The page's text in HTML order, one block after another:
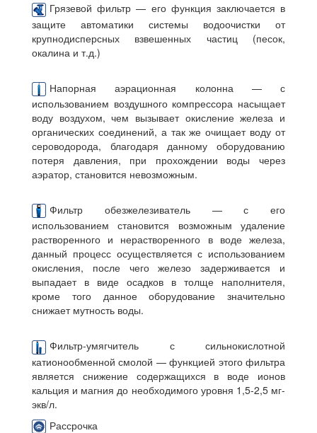
Грязевой фильтр — его функция заключается в
защите автоматики системы водоочистки от
крупнодисперсных взвешенных частиц (песок,
окалина и т.д.)
Напорная аэрационная колонна — с
использованием воздушного компрессора насыщает
воду воздухом, чем вызывает окисление железа и
органических соединений, а так же очищает воду от
сероводорода, благодаря данному оборудованию
потеря давления, при прохождении воды через
аэратор, становится невозможным.
Фильтр обезжелезиватель — с его
использованием становится возможным удаление
растворенного и нерастворенного в воде железа,
данный процесс осуществляется с использованием
окисления, после чего железо задерживается и
выпадает в виде осадков в толще наполнителя,
кроме того данное оборудование значительно
снижает мутность воды.
Фильтр-умягчитель с сильнокислотной
катионообменной смолой — функцией этого фильтра
является снижение содержащихся в воде ионов
кальция и магния до необходимого уровня 1,5-2,5 мг-
экв/л.
Рассрочка